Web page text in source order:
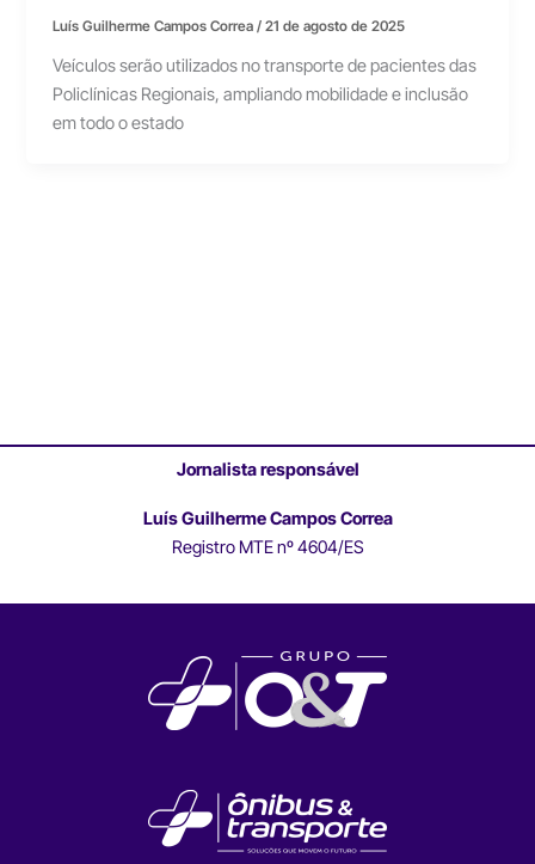
Luís Guilherme Campos Correa/21 de agosto de 2025
Veículos serão utilizados no transporte de pacientes das
Policlínicas Regionais, ampliando mobilidade e inclusão
em todo o estado
Jornalista responsável
Luís Guilherme Campos Correa
Registro MTE nº 4604/ES